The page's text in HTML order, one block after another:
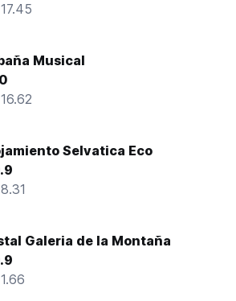
Musical
Selvatica Eco
Galeria de la Montaña